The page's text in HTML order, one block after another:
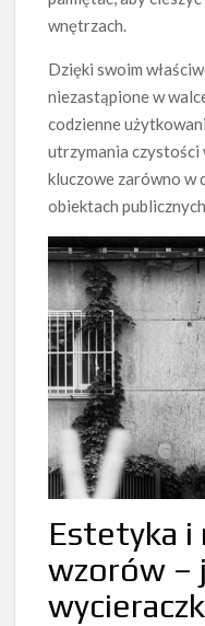
wnętrzach.
Dzięki swoim
niezastąpione w
codzienne
utrzymania czystości
kluczowe zarówno w
obiektach
Estetyka i
wzorów –